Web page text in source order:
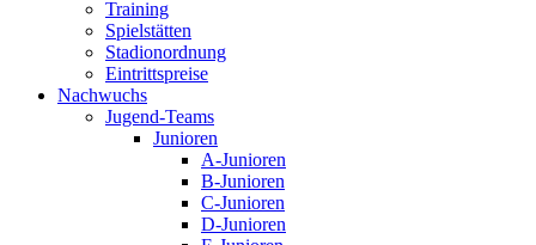
Training
Spielstätten
Stadionordnung
Eintrittspreise
Nachwuchs
Jugend-Teams
Junioren
A-Junioren
B-Junioren
C-Junioren
D-Junioren